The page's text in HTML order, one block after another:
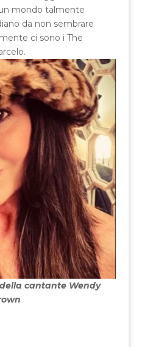
mondo talmente
da non sembrare
ci sono i The
cantante Wendy